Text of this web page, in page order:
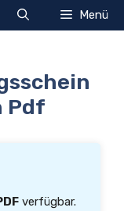
Menü
Pdf
verfügbar.